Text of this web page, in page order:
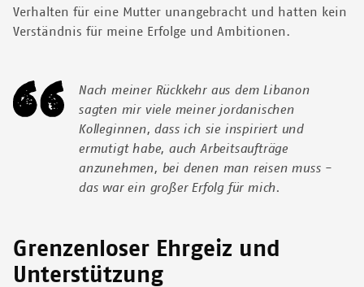
Verhalten für eine Mutter unangebracht und hatten kein
Verständnis für meine Erfolge und Ambitionen.
Nach meiner Rückkehr aus dem Libanon
sagten mir viele meiner jordanischen
Kolleginnen, dass ich sie inspiriert und
ermutigt habe, auch Arbeitsaufträge
anzunehmen, bei denen man reisen muss -
das war ein großer Erfolg für mich.
Grenzenloser Ehrgeiz und
Unterstützung